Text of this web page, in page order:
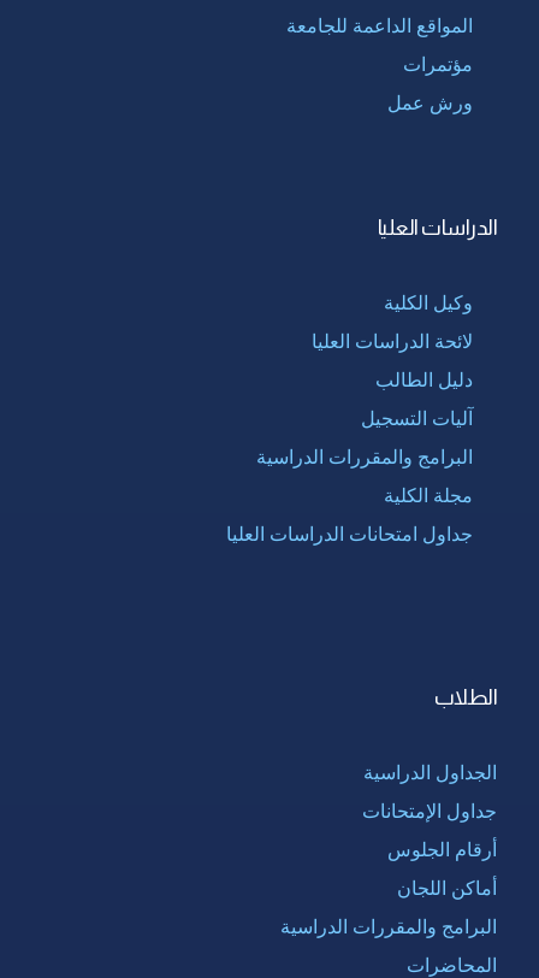
المواقع الداعمة للجامعة
مؤتمرات
ورش عمل
الدراسات العليا
وكيل الكلية
لائحة الدراسات العليا
دليل الطالب
آليات التسجيل
البرامج والمقررات الدراسية
مجلة الكلية
جداول امتحانات الدراسات العليا
الطلاب
الجداول الدراسية
جداول الإمتحانات
أرقام الجلوس
أماكن اللجان
البرامج والمقررات الدراسية
المحاضرات